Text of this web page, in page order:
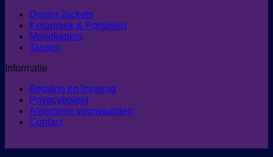
Denim Jackets
Kerarmiek & Porselein
Mondkapjes
Tassen
Informatie
Betaling en levering
Privacybeleid
Algemene voorwaarden
Contact